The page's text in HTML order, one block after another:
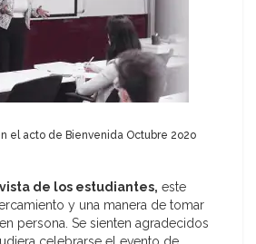
el acto de Bienvenida Octubre 2o2o
de los estudiantes, este
y una manera de tomar
persona. Se sienten agradecidos